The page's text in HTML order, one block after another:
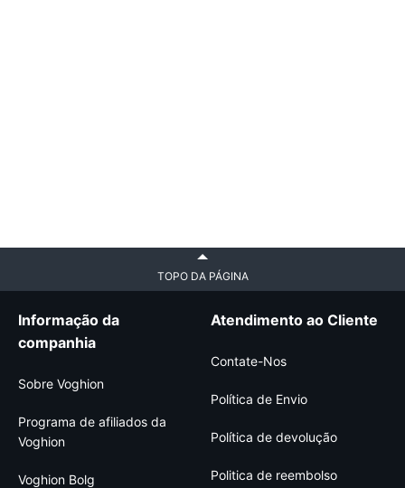
TOPO DA PÁGINA
Informação da
companhia
Sobre Voghion
Programa de afiliados da
Voghion
Voghion Bolg
Atendimento ao Cliente
Contate-Nos
Política de Envio
Política de devolução
Politica de reembolso